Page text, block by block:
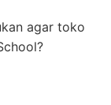
agar toko